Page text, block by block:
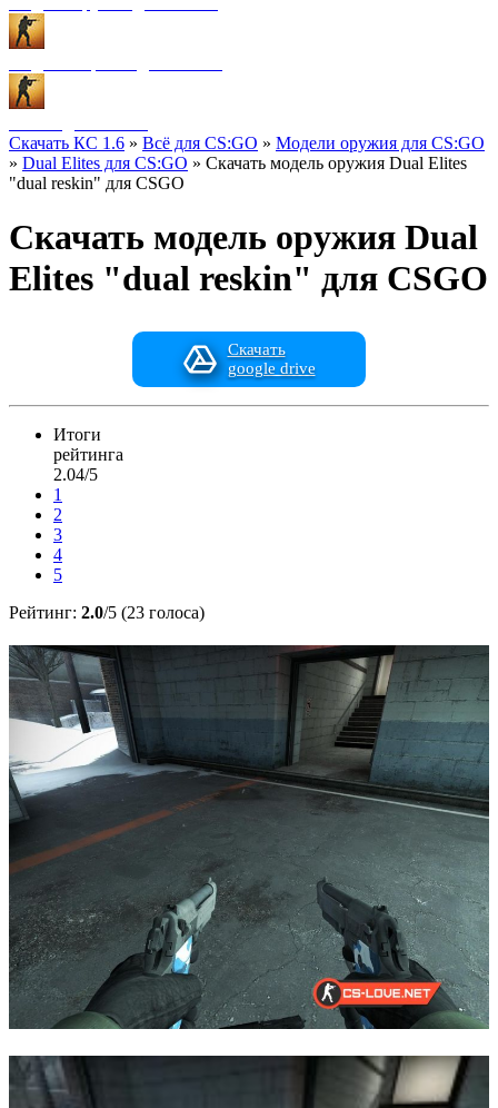
Скачать КС 1.6 » Всё для CS:GO » Модели оружия для CS:GO
» Dual Elites для CS:GO » Скачать модель оружия Dual Elites
"dual reskin" для CSGO
Скачать модель оружия Dual
Elites "dual reskin" для CSGO
Скачать
google drive
Итоги
рейтинга
2.04/5
1
2
3
4
5
Рейтинг: 2.0/5 (23 голоса)